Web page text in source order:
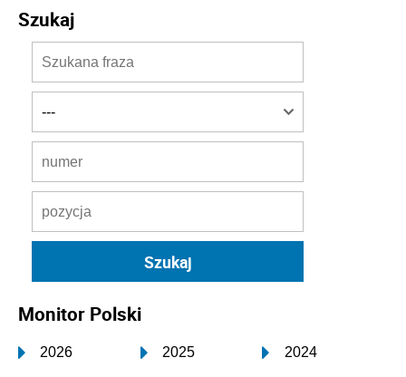
Szukaj
Monitor Polski
2026 2025 2024